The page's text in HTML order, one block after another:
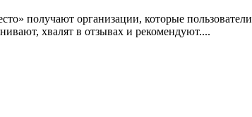
получают организации, которые пользователи
хвалят в отзывах и рекомендуют....